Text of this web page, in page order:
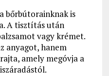
bőrbútorainknak is
A tisztítás után
vagy krémet.
anyagot, hanem
amely megóvja a